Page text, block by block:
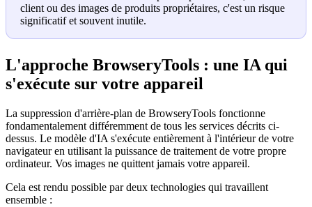
client ou des images de produits propriétaires, c'est un risque
significatif et souvent inutile.
L'approche BrowseryTools : une IA qui
s'exécute sur votre appareil
La suppression d'arrière-plan de BrowseryTools fonctionne
fondamentalement différemment de tous les services décrits ci-
dessus. Le modèle d'IA s'exécute entièrement à l'intérieur de votre
navigateur en utilisant la puissance de traitement de votre propre
ordinateur. Vos images ne quittent jamais votre appareil.
Cela est rendu possible par deux technologies qui travaillent
ensemble :